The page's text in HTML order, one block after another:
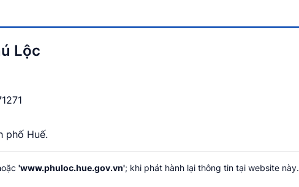
Lộc
phố Huế.
'www.phuloc.hue.gov.vn'; khi phát hành lại thông tin tại website này.